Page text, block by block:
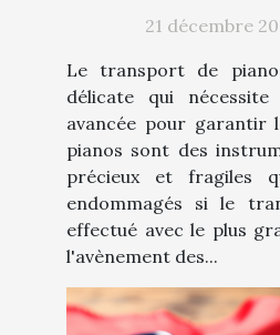
21 décembre
Le transport de
délicate qui nécessite
avancée pour garantir
pianos sont des
précieux et fragiles
endommagés si le
effectué avec le plus
l'avènement des...